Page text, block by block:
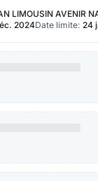
Elan Limousin
LIMOUSIN AVENIR
2024Date limite: 24